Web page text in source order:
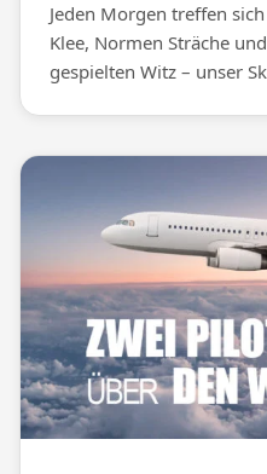
Jeden Morgen treffen
Klee, Normen Sträche
gespielten Witz – unser